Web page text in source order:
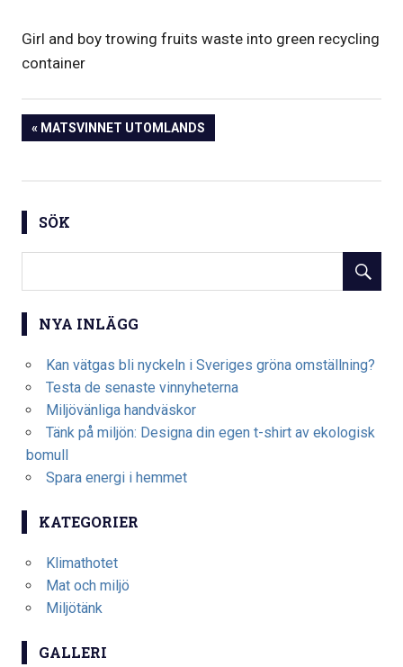
Girl and boy trowing fruits waste into green recycling
container
Inläggsnavigering
PREVIOUS
MATSVINNET UTOMLANDS
SÖK
NYA INLÄGG
Kan vätgas bli nyckeln i Sveriges gröna omställning?
Testa de senaste vinnyheterna
Miljövänliga handväskor
Tänk på miljön: Designa din egen t-shirt av ekologisk
bomull
Spara energi i hemmet
KATEGORIER
Klimathotet
Mat och miljö
Miljötänk
GALLERI